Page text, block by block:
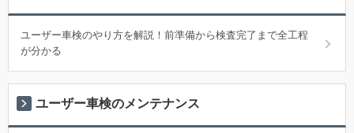
ユーザー車検のやり方を解説！前準備から検査完了まで全工程
が分かる
ユーザー車検のメンテナンス